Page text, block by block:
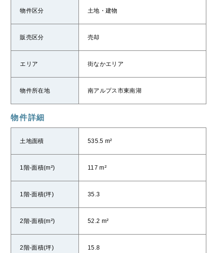
物件区分 土地・建物
販売区分 売却
エリア 街なかエリア
物件所在地 南アルプス市東南湖
物件詳細
土地面積 535.5 m²
1階-面積(m²) 117 m²
1階-面積(坪) 35.3
2階-面積(m²) 52.2 m²
2階-面積(坪) 15.8